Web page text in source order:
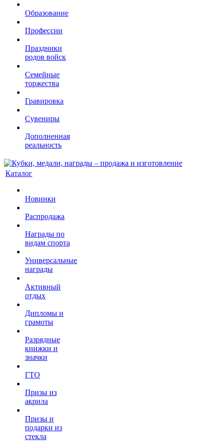
Образование
Профессии
Праздники
родов войск
Семейные
торжества
Гравировка
Сувениры
Дополненная
реальность
Каталог
Новинки
Распродажа
Награды по
видам спорта
Универсальные
награды
Активный
отдых
Дипломы и
грамоты
Разрядные
книжки и
значки
ГТО
Призы из
акрила
Призы и
подарки из
стекла